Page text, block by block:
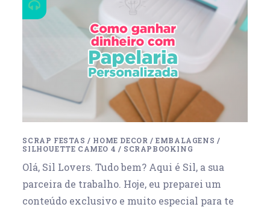
SCRAP FESTAS / HOME DECOR /EMBALAGENS /
SILHOUETTE CAMEO 4 / SCRAPBOOKING
Olá, Sil Lovers. Tudo bem? Aqui é Sil, a sua
parceira de trabalho. Hoje, eu preparei um
conteúdo exclusivo e muito especial para te